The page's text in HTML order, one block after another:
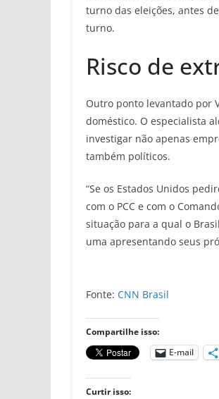
turno das eleições, antes
turno.
Risco de
Outro ponto levantado por
doméstico. O especialista
investigar não apenas
também políticos.
“Se os Estados Unidos
com o PCC e com o
situação para a qual o
uma apresentando seus
Fonte: CNN Brasil
Compartilhe isso:
E-mail
Curtir isso: